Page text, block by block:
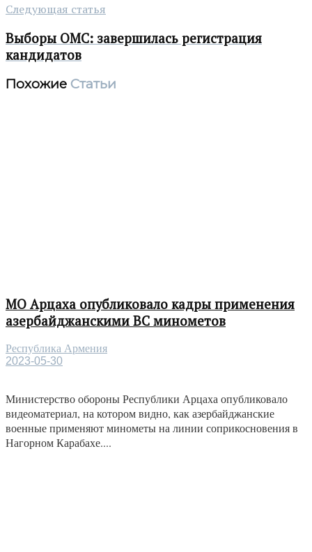
Следующая статья
Выборы ОМС: завершилась регистрация
кандидатов
Похожие Статьи
МО Арцаха опубликовало кадры применения
азербайджанскими ВС минометов
Республика Армения
2023-05-30
Министерство обороны Республики Арцаха опубликовало
видеоматериал, на котором видно, как азербайджанские
военные применяют минометы на линии соприкосновения в
Нагорном Карабахе....